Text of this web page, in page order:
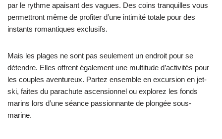
par le rythme apaisant des vagues. Des coins tranquilles vous
permettront même de profiter d’une intimité totale pour des
instants romantiques exclusifs.
Mais les plages ne sont pas seulement un endroit pour se
détendre. Elles offrent également une multitude d’activités pour
les couples aventureux. Partez ensemble en excursion en jet-
ski, faites du parachute ascensionnel ou explorez les fonds
marins lors d’une séance passionnante de plongée sous-
marine.